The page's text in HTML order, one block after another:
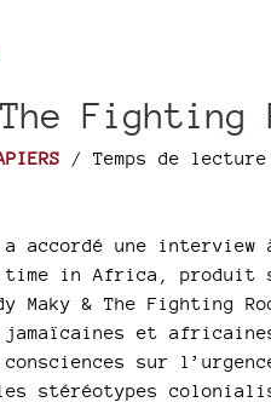
Fighting
/ Temps de
accordé une interview
in Africa, produit
Maky & The Fighting
et
sur
stéréotypes